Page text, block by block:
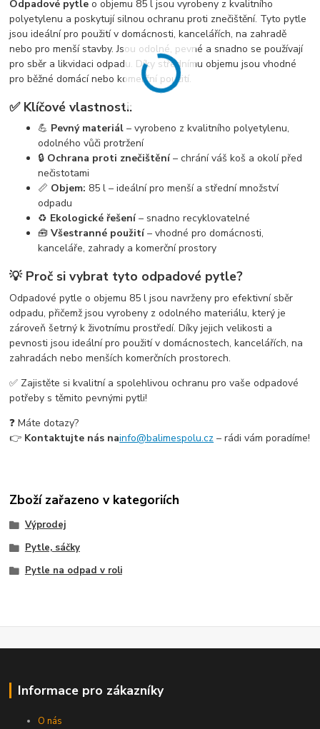
Odpadové pytle o objemu 85 l jsou vyrobeny z kvalitního
polyetylenu a poskytují silnou ochranu proti znečištění. Tyto pytle
jsou ideální pro použití v domácnosti, kancelářích, na zahradě
nebo pro menší stavby. Jsou odolné, pevné a snadno se používají
pro sběr a likvidaci odpadu. Díky střednímu objemu jsou vhodné
pro běžné domácí nebo komerční použití.
✅ Klíčové vlastnosti:
💪 Pevný materiál – vyrobeno z kvalitního polyetylenu,
odolného vůči protržení
🔒 Ochrana proti znečištění– chrání váš koš a okolí před
nečistotami
📏 Objem: 85 l – ideální pro menší a střední množství
odpadu
♻️ Ekologické řešení– snadno recyklovatelné
🧰Všestranné použití– vhodné pro domácnosti,
kanceláře, zahrady a komerční prostory
💡 Proč si vybrat tyto odpadové pytle?
Odpadové pytle o objemu 85 l jsou navrženy pro efektivní sběr
odpadu, přičemž jsou vyrobeny z odolného materiálu, který je
zároveň šetrný k životnímu prostředí. Díky jejich velikosti a
pevnosti jsou ideální pro použití v domácnostech, kancelářích, na
zahradách nebo menších komerčních prostorech.
✅ Zajistěte si kvalitní a spolehlivou ochranu pro vaše odpadové
potřeby s těmito pevnými pytli!
❓ Máte dotazy?
👉 Kontaktujte nás nainfo@balimespolu.cz – rádi vám poradíme!
Zboží zařazeno v kategoriích
Výprodej
Pytle, sáčky
Pytle na odpad v roli
Informace pro zákazníky
O nás